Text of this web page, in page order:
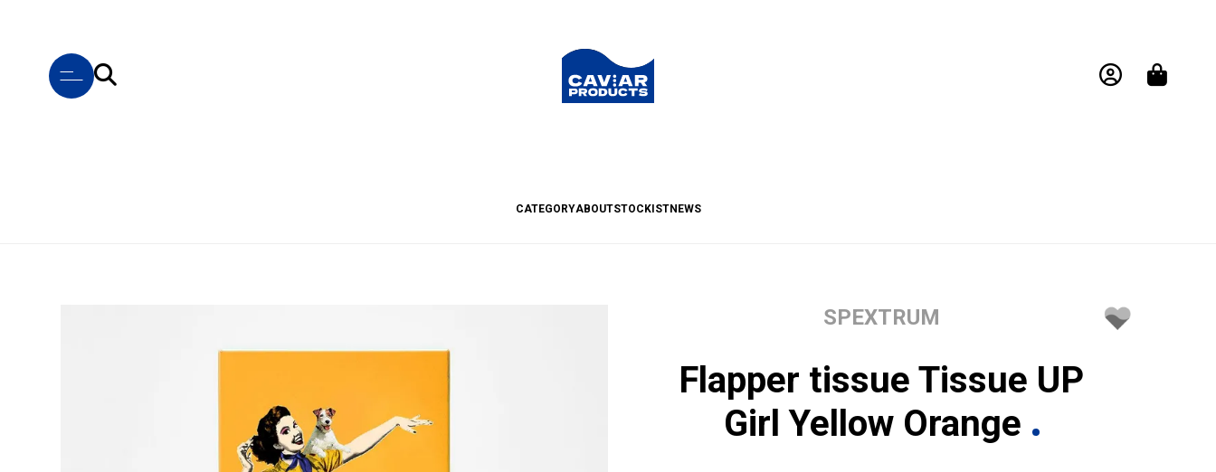
CATEGORYABOUTSTOCKISTNEWS
SPEXTRUM
Flapper tissue Tissue UP
Girl Yellow Orange